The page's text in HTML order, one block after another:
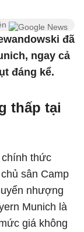
đã
ngay cả
đáng kể.
thấp tại
chính thức
sân Camp
nhượng
Munich là
giá không